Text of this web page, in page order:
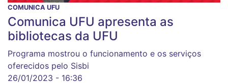
COMUNICA UFU
Comunica UFU apresenta as
bibliotecas da UFU
Programa mostrou o funcionamento e os serviços
oferecidos pelo Sisbi
26/01/2023 - 16:36